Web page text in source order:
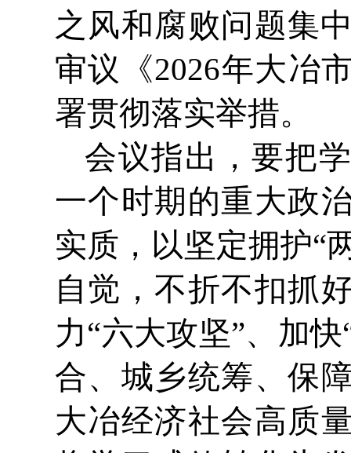
之风和腐败问题集
审议《2026年大冶
署贯彻落实举措。
会议指出，要把
一个时期的重大政
实质，以坚定拥护“
自觉，不折不扣抓
力“六大攻坚”、加
合、城乡统筹、保
大冶经济社会高质